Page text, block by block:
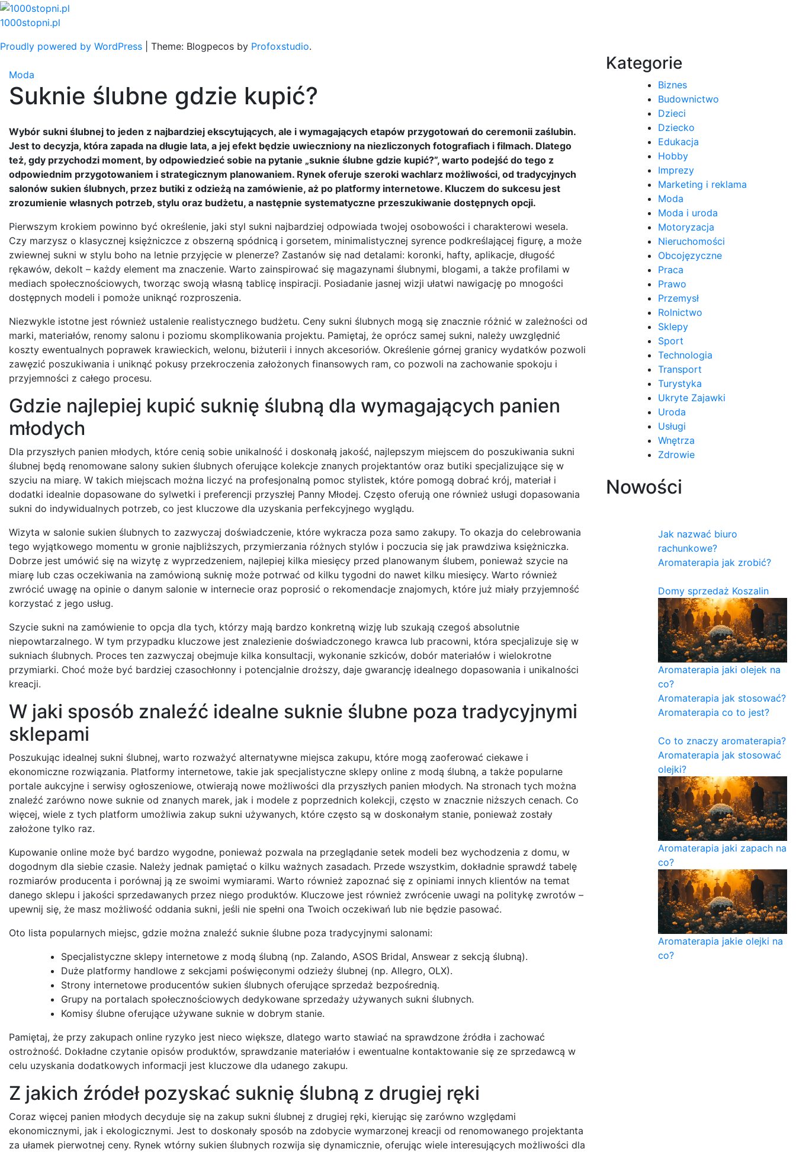
Skip
to
1000stopni.pl
Proudly powered by WordPress
Theme: Blogpecos by Profoxstudio.
Moda
Suknie ślubne gdzie kupić?
Wybór sukni ślubnej to jeden z najbardziej ekscytujących, ale i wymagających etapów przygotowań do ceremonii zaślubin.
Jest to decyzja, która zapada na długie lata, a jej efekt będzie uwieczniony na niezliczonych fotografiach i filmach. Dlatego
też, gdy przychodzi moment, by odpowiedzieć sobie na pytanie „suknie ślubne gdzie kupić?”, warto podejść do tego z
odpowiednim przygotowaniem i strategicznym planowaniem. Rynek oferuje szeroki wachlarz możliwości, od tradycyjnych
salonów sukien ślubnych, przez butiki z odzieżą na zamówienie, aż po platformy internetowe. Kluczem do sukcesu jest
zrozumienie własnych potrzeb, stylu oraz budżetu, a następnie systematyczne przeszukiwanie dostępnych opcji.
Pierwszym krokiem powinno być określenie, jaki styl sukni najbardziej odpowiada twojej osobowości i charakterowi wesela.
Czy marzysz o klasycznej księżniczce z obszerną spódnicą i gorsetem, minimalistycznej syrence podkreślającej figurę, a może
zwiewnej sukni w stylu boho na letnie przyjęcie w plenerze? Zastanów się nad detalami: koronki, hafty, aplikacje, długość
rękawów, dekolt – każdy element ma znaczenie. Warto zainspirować się magazynami ślubnymi, blogami, a także profilami w
mediach społecznościowych, tworząc swoją własną tablicę inspiracji. Posiadanie jasnej wizji ułatwi nawigację po mnogości
dostępnych modeli i pomoże uniknąć rozproszenia.
Niezwykle istotne jest również ustalenie realistycznego budżetu. Ceny sukni ślubnych mogą się znacznie różnić w zależności od
marki, materiałów, renomy salonu i poziomu skomplikowania projektu. Pamiętaj, że oprócz samej sukni, należy uwzględnić
koszty ewentualnych poprawek krawieckich, welonu, biżuterii i innych akcesoriów. Określenie górnej granicy wydatków pozwoli
zawęzić poszukiwania i uniknąć pokusy przekroczenia założonych finansowych ram, co pozwoli na zachowanie spokoju i
przyjemności z całego procesu.
Gdzie najlepiej kupić suknię ślubną dla wymagających panien
młodych
Dla przyszłych panien młodych, które cenią sobie unikalność i doskonałą jakość, najlepszym miejscem do poszukiwania sukni
ślubnej będą renomowane salony sukien ślubnych oferujące kolekcje znanych projektantów oraz butiki specjalizujące się w
szyciu na miarę. W takich miejscach można liczyć na profesjonalną pomoc stylistek, które pomogą dobrać krój, materiał i
dodatki idealnie dopasowane do sylwetki i preferencji przyszłej Panny Młodej. Często oferują one również usługi dopasowania
sukni do indywidualnych potrzeb, co jest kluczowe dla uzyskania perfekcyjnego wyglądu.
Wizyta w salonie sukien ślubnych to zazwyczaj doświadczenie, które wykracza poza samo zakupy. To okazja do celebrowania
tego wyjątkowego momentu w gronie najbliższych, przymierzania różnych stylów i poczucia się jak prawdziwa księżniczka.
Dobrze jest umówić się na wizytę z wyprzedzeniem, najlepiej kilka miesięcy przed planowanym ślubem, ponieważ szycie na
miarę lub czas oczekiwania na zamówioną suknię może potrwać od kilku tygodni do nawet kilku miesięcy. Warto również
zwrócić uwagę na opinie o danym salonie w internecie oraz poprosić o rekomendacje znajomych, które już miały przyjemność
korzystać z jego usług.
Szycie sukni na zamówienie to opcja dla tych, którzy mają bardzo konkretną wizję lub szukają czegoś absolutnie
niepowtarzalnego. W tym przypadku kluczowe jest znalezienie doświadczonego krawca lub pracowni, która specjalizuje się w
sukniach ślubnych. Proces ten zazwyczaj obejmuje kilka konsultacji, wykonanie szkiców, dobór materiałów i wielokrotne
przymiarki. Choć może być bardziej czasochłonny i potencjalnie droższy, daje gwarancję idealnego dopasowania i unikalności
kreacji.
W jaki sposób znaleźć idealne suknie ślubne poza tradycyjnymi
sklepami
Poszukując idealnej sukni ślubnej, warto rozważyć alternatywne miejsca zakupu, które mogą zaoferować ciekawe i
ekonomiczne rozwiązania. Platformy internetowe, takie jak specjalistyczne sklepy online z modą ślubną, a także popularne
portale aukcyjne i serwisy ogłoszeniowe, otwierają nowe możliwości dla przyszłych panien młodych. Na stronach tych można
znaleźć zarówno nowe suknie od znanych marek, jak i modele z poprzednich kolekcji, często w znacznie niższych cenach. Co
więcej, wiele z tych platform umożliwia zakup sukni używanych, które często są w doskonałym stanie, ponieważ zostały
założone tylko raz.
Kupowanie online może być bardzo wygodne, ponieważ pozwala na przeglądanie setek modeli bez wychodzenia z domu, w
dogodnym dla siebie czasie. Należy jednak pamiętać o kilku ważnych zasadach. Przede wszystkim, dokładnie sprawdź tabelę
rozmiarów producenta i porównaj ją ze swoimi wymiarami. Warto również zapoznać się z opiniami innych klientów na temat
danego sklepu i jakości sprzedawanych przez niego produktów. Kluczowe jest również zwrócenie uwagi na politykę zwrotów –
upewnij się, że masz możliwość oddania sukni, jeśli nie spełni ona Twoich oczekiwań lub nie będzie pasować.
Oto lista popularnych miejsc, gdzie można znaleźć suknie ślubne poza tradycyjnymi salonami:
Specjalistyczne sklepy internetowe z modą ślubną (np. Zalando, ASOS Bridal, Answear z sekcją ślubną).
Duże platformy handlowe z sekcjami poświęconymi odzieży ślubnej (np. Allegro, OLX).
Strony internetowe producentów sukien ślubnych oferujące sprzedaż bezpośrednią.
Grupy na portalach społecznościowych dedykowane sprzedaży używanych sukni ślubnych.
Komisy ślubne oferujące używane suknie w dobrym stanie.
Pamiętaj, że przy zakupach online ryzyko jest nieco większe, dlatego warto stawiać na sprawdzone źródła i zachować
ostrożność. Dokładne czytanie opisów produktów, sprawdzanie materiałów i ewentualne kontaktowanie się ze sprzedawcą w
celu uzyskania dodatkowych informacji jest kluczowe dla udanego zakupu.
Z jakich źródeł pozyskać suknię ślubną z drugiej ręki
Coraz więcej panien młodych decyduje się na zakup sukni ślubnej z drugiej ręki, kierując się zarówno względami
ekonomicznymi, jak i ekologicznymi. Jest to doskonały sposób na zdobycie wymarzonej kreacji od renomowanego projektanta
za ułamek pierwotnej ceny. Rynek wtórny sukien ślubnych rozwija się dynamicznie, oferując wiele interesujących możliwości dla
Kategorie
Biznes
Budownictwo
Dzieci
Dziecko
Edukacja
Hobby
Imprezy
Marketing i reklama
Moda
Moda i uroda
Motoryzacja
Nieruchomości
Obcojęzyczne
Praca
Prawo
Przemysł
Rolnictwo
Sklepy
Sport
Technologia
Transport
Turystyka
Ukryte Zajawki
Uroda
Usługi
Wnętrza
Zdrowie
Nowości
Jak nazwać biuro
rachunkowe?
Aromaterapia jak zrobić?
Domy sprzedaż Koszalin
Aromaterapia jaki olejek na
co?
Aromaterapia jak stosować?
Aromaterapia co to jest?
Co to znaczy aromaterapia?
Aromaterapia jak stosować
olejki?
Aromaterapia jaki zapach na
co?
Aromaterapia jakie olejki na
co?